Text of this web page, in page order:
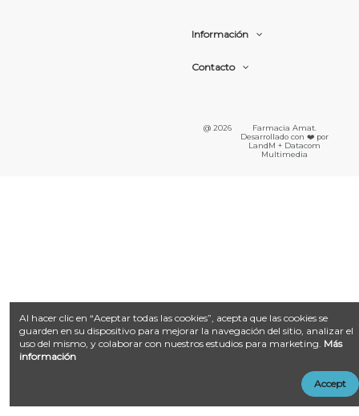
Información
Contacto
@ 2026
Farmacia Amat.
Desarrollado con ❤️ por
LandM + Datacom
Multimedia
Al hacer clic en “Aceptar todas las cookies”, acepta que las cookies se
guarden en su dispositivo para mejorar la navegación del sitio, analizar el
uso del mismo, y colaborar con nuestros estudios para marketing. Más
información
Accept